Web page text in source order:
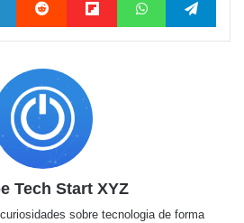
Tech Start XYZ
sobre tecnologia de forma